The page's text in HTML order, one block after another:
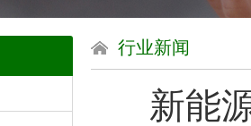
行业新闻
新能